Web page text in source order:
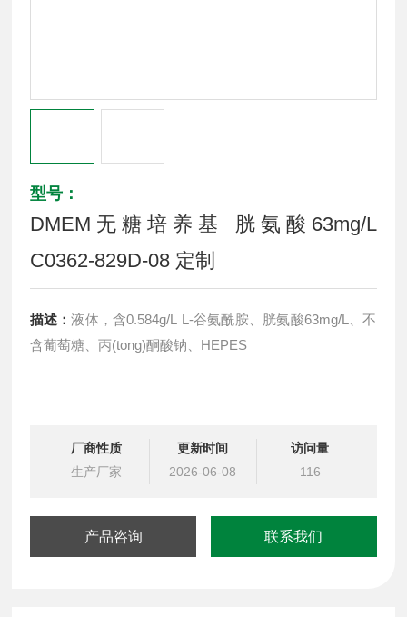
型号：
DMEM无糖培养基 胱氨酸63mg/L
C0362-829D-08 定制
描述：液体，含0.584g/L L-谷氨酰胺、胱氨酸63mg/L、不
含葡萄糖、丙(tong)酮酸钠、HEPES
厂商性质
生产厂家
更新时间
2026-06-08
访问量
116
产品咨询 联系我们